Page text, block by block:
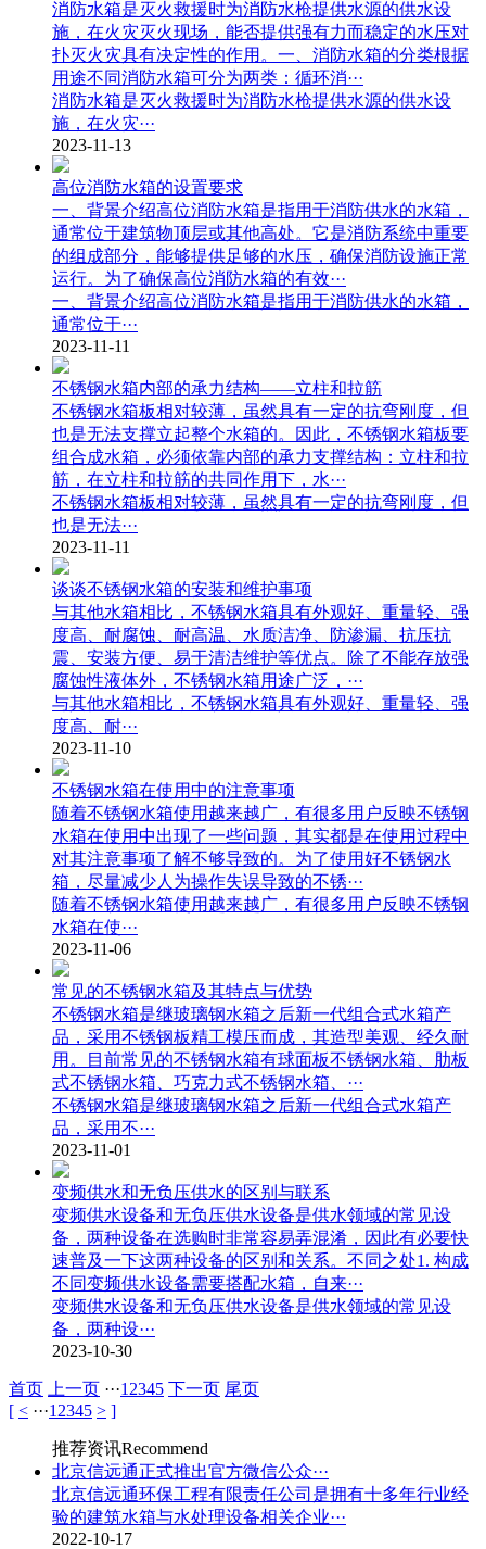
消防水箱是灭火救援时为消防水枪提供水源的供水设
施，在火灾灭火现场，能否提供强有力而稳定的水压对
扑灭火灾具有决定性的作用。一、消防水箱的分类根据
用途不同消防水箱可分为两类：循环消···
消防水箱是灭火救援时为消防水枪提供水源的供水设
施，在火灾···
2023-11-13
高位消防水箱的设置要求
一、背景介绍高位消防水箱是指用于消防供水的水箱，
通常位于建筑物顶层或其他高处。它是消防系统中重要
的组成部分，能够提供足够的水压，确保消防设施正常
运行。为了确保高位消防水箱的有效···
一、背景介绍高位消防水箱是指用于消防供水的水箱，
通常位于···
2023-11-11
不锈钢水箱内部的承力结构——立柱和拉筋
不锈钢水箱板相对较薄，虽然具有一定的抗弯刚度，但
也是无法支撑立起整个水箱的。因此，不锈钢水箱板要
组合成水箱，必须依靠内部的承力支撑结构：立柱和拉
筋，在立柱和拉筋的共同作用下，水···
不锈钢水箱板相对较薄，虽然具有一定的抗弯刚度，但
也是无法···
2023-11-11
谈谈不锈钢水箱的安装和维护事项
与其他水箱相比，不锈钢水箱具有外观好、重量轻、强
度高、耐腐蚀、耐高温、水质洁净、防渗漏、抗压抗
震、安装方便、易于清洁维护等优点。除了不能存放强
腐蚀性液体外，不锈钢水箱用途广泛，···
与其他水箱相比，不锈钢水箱具有外观好、重量轻、强
度高、耐···
2023-11-10
不锈钢水箱在使用中的注意事项
随着不锈钢水箱使用越来越广，有很多用户反映不锈钢
水箱在使用中出现了一些问题，其实都是在使用过程中
对其注意事项了解不够导致的。为了使用好不锈钢水
箱，尽量减少人为操作失误导致的不锈···
随着不锈钢水箱使用越来越广，有很多用户反映不锈钢
水箱在使···
2023-11-06
常见的不锈钢水箱及其特点与优势
不锈钢水箱是继玻璃钢水箱之后新一代组合式水箱产
品，采用不锈钢板精工模压而成，其造型美观、经久耐
用。目前常见的不锈钢水箱有球面板不锈钢水箱、肋板
式不锈钢水箱、巧克力式不锈钢水箱、···
不锈钢水箱是继玻璃钢水箱之后新一代组合式水箱产
品，采用不···
2023-11-01
变频供水和无负压供水的区别与联系
变频供水设备和无负压供水设备是供水领域的常见设
备，两种设备在选购时非常容易弄混淆，因此有必要快
速普及一下这两种设备的区别和关系。不同之处1. 构成
不同变频供水设备需要搭配水箱，自来···
变频供水设备和无负压供水设备是供水领域的常见设
备，两种设···
2023-10-30
首页 上一页 ···1 2345 下一页 尾页
[ < ···1 2345 > ]
推荐资讯Recommend
北京信远通正式推出官方微信公众···
北京信远通环保工程有限责任公司是拥有十多年行业经
验的建筑水箱与水处理设备相关企业···
2022-10-17